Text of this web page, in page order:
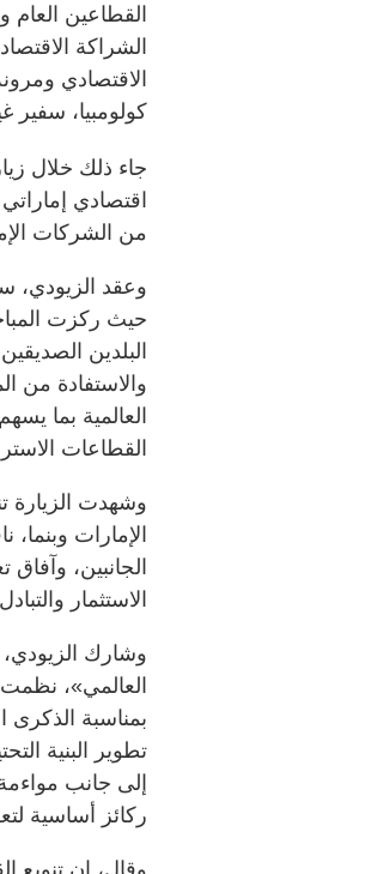
القطاعين
الشراكة
الاقتصادي
كولومبيا، سفير
جاء ذلك خلال
اقتصادي
من الشركات
وعقد الزيودي،
حيث ركزت
البلدين
والاستفادة من
العالمية بما
القطاعات
وشهدت الزيارة
الإمارات
الجانبين،
الاستثمار
وشارك الزيودي،
العالمي»،
تطوير البنية
إلى جانب
ركائز أساسية